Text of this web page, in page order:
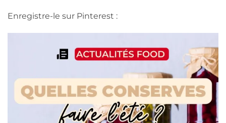
Enregistre-le sur Pinterest :